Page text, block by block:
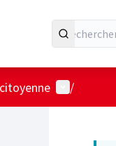
Menu
/